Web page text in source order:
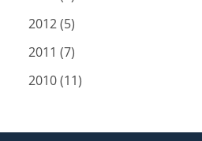
2012 (5)
2011 (7)
2010 (11)